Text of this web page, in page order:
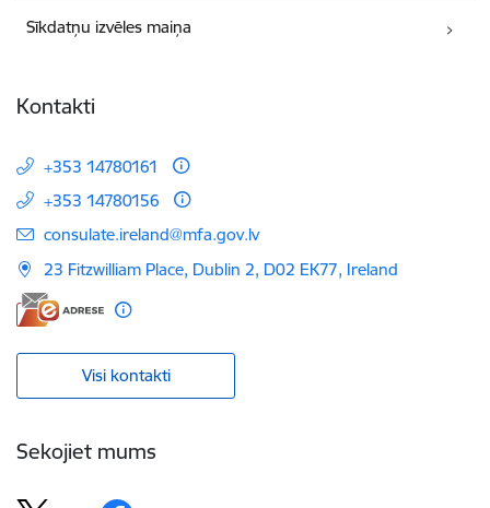
Sīkdatņu izvēles maiņa
Kontakti
+353 14780161
+353 14780156
E-pasts:
consulate.ireland@mfa.gov.lv
23 Fitzwilliam Place, Dublin 2, D02 EK77, Ireland
Visi kontakti
Sekojiet mums